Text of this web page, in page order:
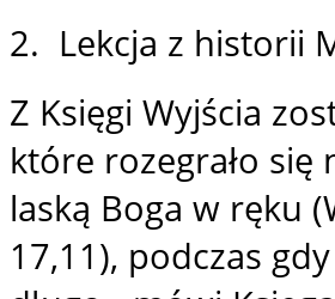
2. Lekcja z historii
Z Księgi Wyjścia
które rozegrało się
laską Boga w ręku
17,11), podczas